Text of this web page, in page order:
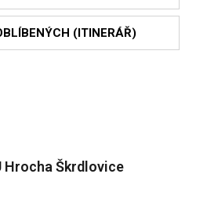
(ITINERÁŘ)
Hrocha Škrdlovice